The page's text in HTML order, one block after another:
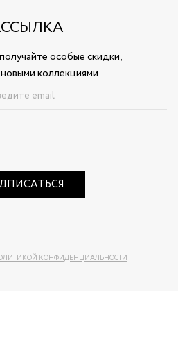
особые скидки,
коллекциями
КОНФИДЕНЦИАЛЬНОСТИ